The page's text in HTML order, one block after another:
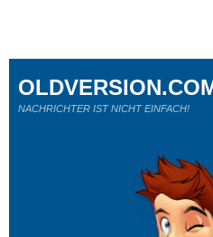
NACHRICHTER IST NICHT EINFACH!